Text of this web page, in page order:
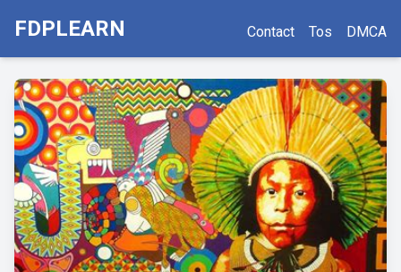
FDPLEARN Contact Tos DMCA